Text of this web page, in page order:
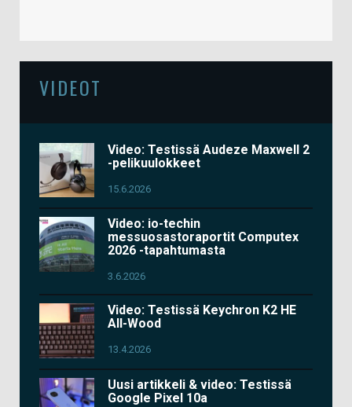
VIDEOT
Video: Testissä Audeze Maxwell 2
-pelikuulokkeet
15.6.2026
Video: io-techin
messuosastoraportit Computex
2026 -tapahtumasta
3.6.2026
Video: Testissä Keychron K2 HE
All-Wood
13.4.2026
Uusi artikkeli & video: Testissä
Google Pixel 10a